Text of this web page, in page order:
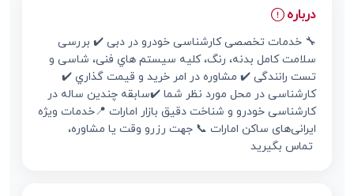
درباره
🔧 خدمات تخصصی کارشناسی خودرو در دبی ✔️ بررسی
سلامت کامل بدنه، رنگ، كليه سيستم هاي فنی، شاسی و
تست رانندگی ✔️ مشاوره در امر خريد و قيمت گذاري ✔️
کارشناسی در محل مورد نظر شما ✔️سابقه چندین ساله در
کارشناسی خودرو و شناخت دقیق بازار امارات 📍خدمات ویژه
ایرانی‌های ساکن امارات 📞 جهت رزرو وقت یا مشاوره،
تماس بگیرید